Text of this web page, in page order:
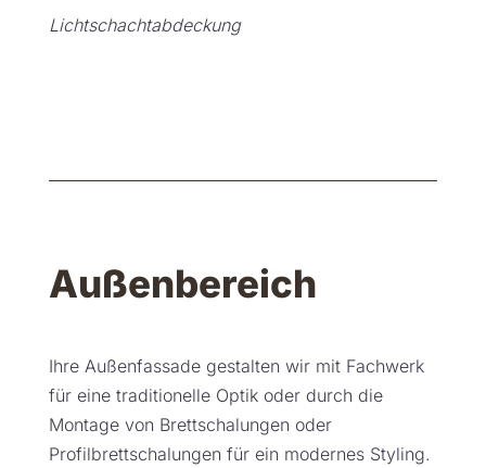
Lichtschachtabdeckung
Außenbereich
Ihre Außenfassade gestalten wir mit Fachwerk
für eine traditionelle Optik oder durch die
Montage von Brettschalungen oder
Profilbrettschalungen für ein modernes Styling.